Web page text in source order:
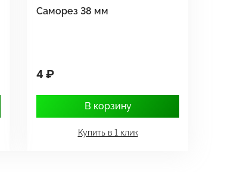
Саморез 38 мм
4 ₽
В корзину
Купить в 1 клик